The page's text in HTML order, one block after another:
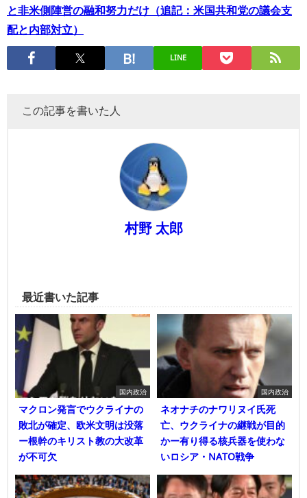
と非米側陣営の融和努力だけ（追記：米国共和党の議会支
配と内部対立）
LINE
この記事を書いた人
村野 太郎
最近書いた記事
国内政治
マクロン発言でウクライナの
敗北が確定、欧米文明は没落
ー根幹のキリスト教の大改革
が不可欠
国内政治
ネオナチのナワリヌイ氏死
亡、ウクライナの継戦が目的
かー有り得る核兵器を使わな
いロシア・NATO戦争